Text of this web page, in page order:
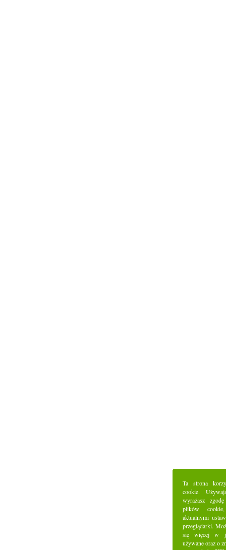
Ta strona
cookie.
wyrażasz
plików
aktualnymi
przeglądarki.
się więcej w
używane oraz o